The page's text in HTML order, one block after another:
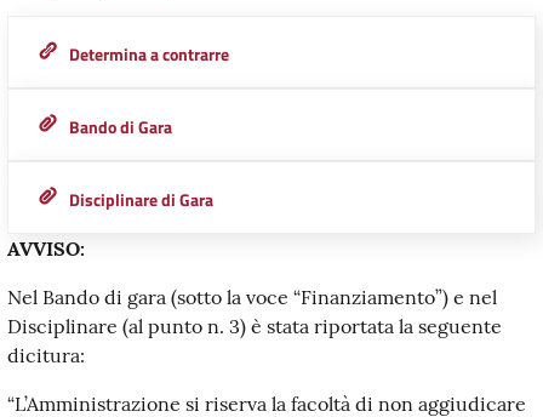
Determina a contrarre
Bando di Gara
Disciplinare di Gara
AVVISO:
Nel Bando di gara (sotto la voce “Finanziamento”) e nel
Disciplinare (al punto n. 3) è stata riportata la seguente
dicitura:
“L’Amministrazione si riserva la facoltà di non aggiudicare